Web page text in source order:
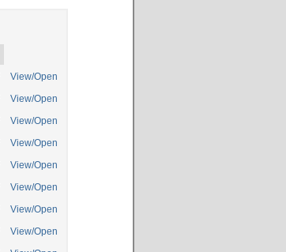
View/Open
View/Open
View/Open
View/Open
View/Open
View/Open
View/Open
View/Open